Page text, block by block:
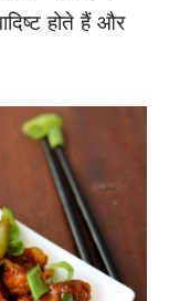
होते हैं और